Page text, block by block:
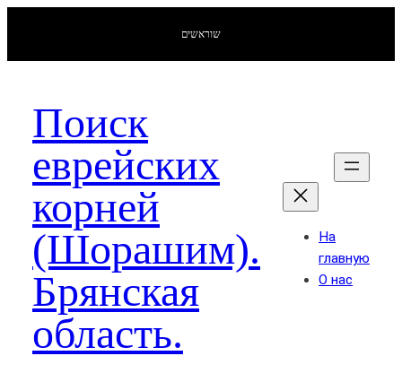
שוראשים
Поиск
еврейских
корней
(Шорашим).
Брянская
область.
На
главную
О нас